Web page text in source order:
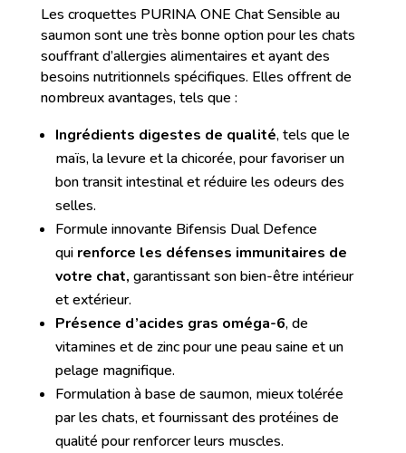
Les croquettes PURINA ONE Chat Sensible au
saumon sont une très bonne option pour les chats
souffrant d’allergies alimentaires et ayant des
besoins nutritionnels spécifiques. Elles offrent de
nombreux avantages, tels que :
Ingrédients digestes de qualité, tels que le
maïs, la levure et la chicorée, pour favoriser un
bon transit intestinal et réduire les odeurs des
selles.
Formule innovante Bifensis Dual Defence
qui renforce les défenses immunitaires de
votre chat, garantissant son bien-être intérieur
et extérieur.
Présence d’acides gras oméga-6, de
vitamines et de zinc pour une peau saine et un
pelage magnifique.
Formulation à base de saumon, mieux tolérée
par les chats, et fournissant des protéines de
qualité pour renforcer leurs muscles.